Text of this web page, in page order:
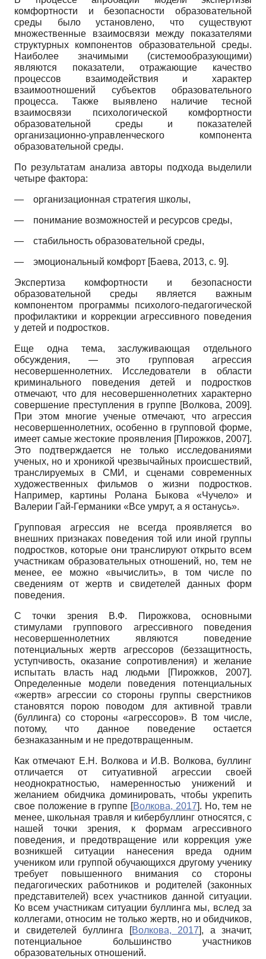
комфортности и безопасности образовательной
среды было установлено, что существуют
множественные взаимосвязи между показателями
структурных компонентов образовательной среды.
Наиболее значимыми (системообразующими)
являются показатели, отражающие качество
процессов взаимодействия и характер
взаимоотношений субъектов образовательного
процесса. Также выявлено наличие тесной
взаимосвязи психологической комфортности
образовательной среды и показателей
организационно-управленческого компонента
образовательной среды.
По результатам анализа авторы подхода выделили
четыре фактора:
— организационная стратегия школы,
— понимание возможностей и ресурсов среды,
— стабильность образовательной среды,
— эмоциональный комфорт [Баева, 2013, с. 9].
Экспертиза комфортности и безопасности
образовательной среды является важным
компонентом программы психолого-педагогической
профилактики и коррекции агрессивного поведения
у детей и подростков.
Еще одна тема, заслуживающая отдельного
обсуждения, — это групповая агрессия
несовершеннолетних. Исследователи в области
криминального поведения детей и подростков
отмечают, что для несовершеннолетних характерно
совершение преступления в группе [Волкова, 2009].
При этом многие ученые отмечают, что агрессия
несовершеннолетних, особенно в групповой форме,
имеет самые жестокие проявления [Пирожков, 2007].
Это подтверждается не только исследованиями
ученых, но и хроникой чрезвычайных происшествий,
транслируемых в СМИ, и сценами современных
художественных фильмов о жизни подростков.
Например, картины Ролана Быкова «Чучело» и
Валерии Гай-Германики «Все умрут, а я останусь».
Групповая агрессия не всегда проявляется во
внешних признаках поведения той или иной группы
подростков, которые они транслируют открыто всем
участникам образовательных отношений, но, тем не
менее, ее можно «вычислить», в том числе по
сведениям от жертв и свидетелей данных форм
поведения.
С точки зрения В.Ф. Пирожкова, основными
стимулами группового агрессивного поведения
несовершеннолетних являются поведение
потенциальных жертв агрессоров (беззащитность,
уступчивость, оказание сопротивления) и желание
испытать власть над людьми
[Пирожков, 2007].
Определенные модели поведения потенциальных
«жертв» агрессии со стороны группы сверстников
становятся порою поводом для активной травли
(бул­линга) со стороны «агрессоров». В том числе,
потому, что данное поведение остается
безнаказанным и не предотвращенным.
Как отмечают Е.Н. Волкова и И.В. Волкова, буллинг
отличается от ситуативной агрессии своей
неоднократностью, намеренностью унижений и
желанием обидчика доминировать, чтобы укрепить
свое положение в группе [Волкова, 2017]. Но, тем не
менее, школьная травля и кибербуллинг относятся, с
нашей точки зрения, к формам агрессивного
поведения, и предотвращение или коррекция уже
возникшей ситуации нанесения вреда одним
учеником или группой обучающихся другому ученику
требует повышенного внимания со стороны
педагогических работников и родителей (законных
представителей) всех участников данной ситуации.
Ко всем участникам ситуации буллинга мы, вслед за
коллегами, относим не только жертв, но и обидчиков,
и свидетелей буллинга
[Волкова, 2017], а значит,
потенциальное большинство участников
образовательных отношений.